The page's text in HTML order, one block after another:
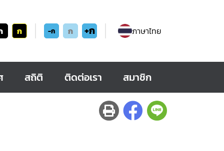
ก -ก ก +ก ภาษาไทย
สถิติ ติดต่อเรา สมาชิก